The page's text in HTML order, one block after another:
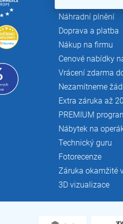
Náhradní plnění
Doprava a platba
Nákup na firmu
Cenové nabídky
Vrácení zdarma
Nezamítneme
Extra záruka až
PREMIUM
Nábytek na
Technický guru
Fotorecenze
Záruka okamžité
3D vizualizace